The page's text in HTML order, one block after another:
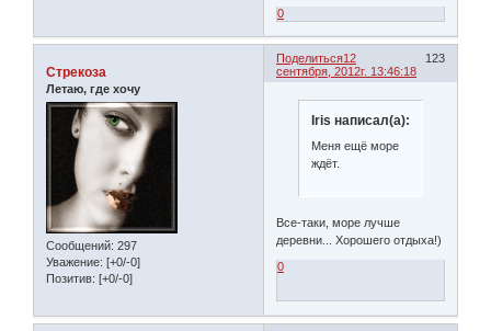
0
Поделиться 123
12
сентября, 2012г. 13:46:18
Стрекоза
Летаю, где хочу
Сообщений: 297
Уважение: [+0/-0]
Позитив: [+0/-0]
Iris написал(а):
Меня ещё море
ждёт.
Все-таки, море лучше
деревни... Хорошего отдыха!)
0